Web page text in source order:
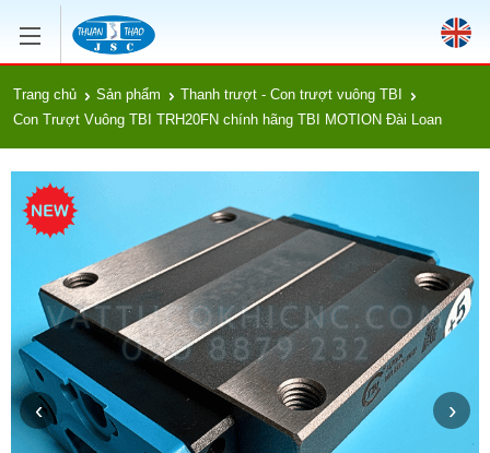
Trang chủ Sản phẩm
Thanh trượt - Con trượt vuông TBI
Con Trượt Vuông TBI TRH20FN chính hãng TBI MOTION Đài Loan
‹ ›